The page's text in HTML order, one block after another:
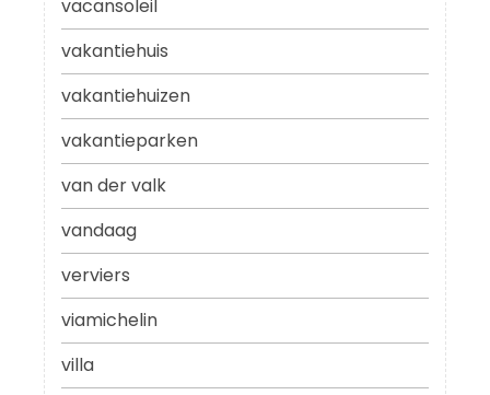
vacansoleil
vakantiehuis
vakantiehuizen
vakantieparken
van der valk
vandaag
verviers
viamichelin
villa